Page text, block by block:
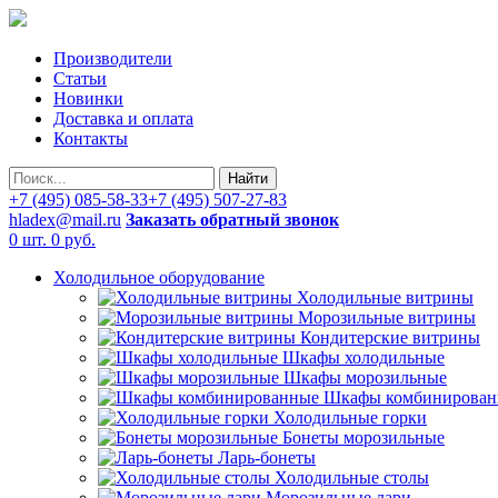
Производители
Статьи
Новинки
Доставка и оплата
Контакты
Найти
+7 (495) 085-58-33+7 (495) 507-27-83
hladex@mail.ru Заказать обратный звонок
0 шт. 0 руб.
Холодильное оборудование
Холодильные витрины
Морозильные витрины
Кондитерские витрины
Шкафы холодильные
Шкафы морозильные
Шкафы
Холодильные горки
Бонеты морозильные
Ларь-бонеты
Холодильные столы